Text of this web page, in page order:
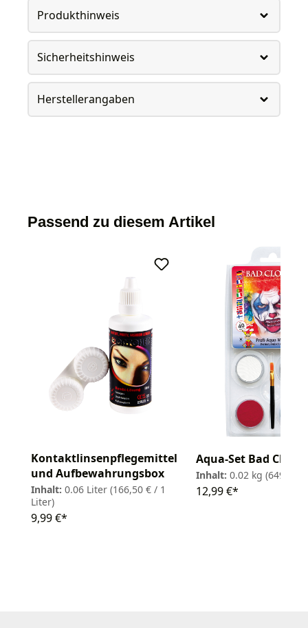
Produkthinweis
Sicherheitshinweis
Herstellerangaben
Passend zu diesem Artikel
Kontaktlinsenpflegemittel
und Aufbewahrungsbox
Inhalt: 0.06 Liter (166,50 € / 1
Liter)
9,99 €*
Aqua-Set Bad Clown
Inhalt: 0.02 kg (649,50
12,99 €*